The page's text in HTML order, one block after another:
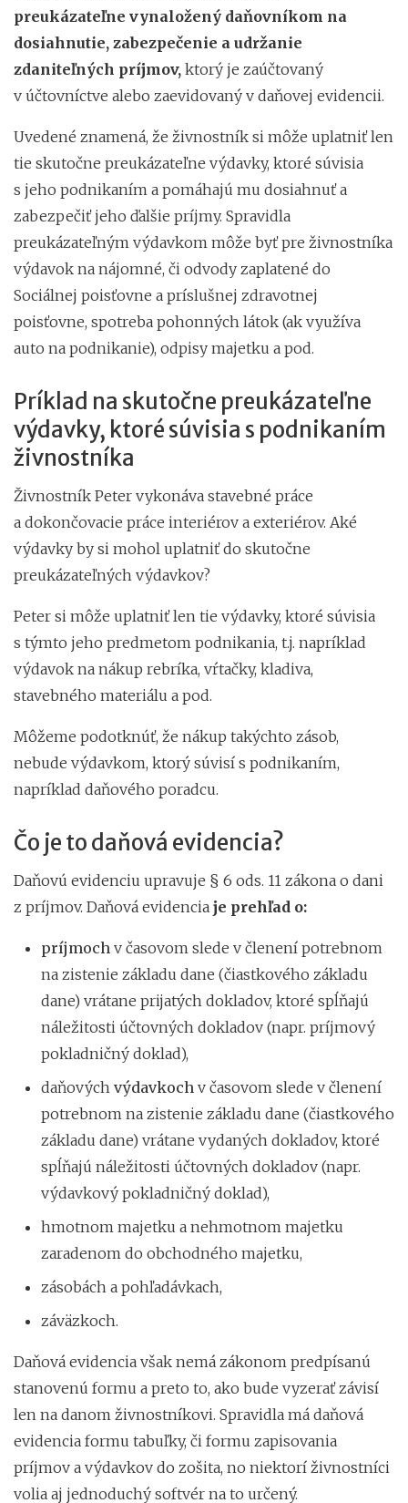
preukázateľne vynaložený daňovníkom na
dosiahnutie, zabezpečenie a udržanie
zdaniteľných príjmov, ktorý je zaúčtovaný
v účtovníctve alebo zaevidovaný v daňovej evidencii.
Uvedené znamená, že živnostník si môže uplatniť len
tie skutočne preukázateľne výdavky, ktoré súvisia
s jeho podnikaním a pomáhajú mu dosiahnuť a
zabezpečiť jeho ďalšie príjmy. Spravidla
preukázateľným výdavkom môže byť pre živnostníka
výdavok na nájomné, či odvody zaplatené do
Sociálnej poisťovne a príslušnej zdravotnej
poisťovne, spotreba pohonných látok (ak využíva
auto na podnikanie), odpisy majetku a pod.
Príklad na skutočne preukázateľne
výdavky, ktoré súvisia s podnikaním
živnostníka
Živnostník Peter vykonáva stavebné práce
a dokončovacie práce interiérov a exteriérov. Aké
výdavky by si mohol uplatniť do skutočne
preukázateľných výdavkov?
Peter si môže uplatniť len tie výdavky, ktoré súvisia
s týmto jeho predmetom podnikania, t.j. napríklad
výdavok na nákup rebríka, vŕtačky, kladiva,
stavebného materiálu a pod.
Môžeme podotknúť, že nákup takýchto zásob,
nebude výdavkom, ktorý súvisí s podnikaním,
napríklad daňového poradcu.
Čo je to daňová evidencia?
Daňovú evidenciu upravuje § 6 ods. 11 zákona o dani
z príjmov. Daňová evidencia je prehľad o:
príjmoch v časovom slede v členení potrebnom
na zistenie základu dane (čiastkového základu
dane) vrátane prijatých dokladov, ktoré spĺňajú
náležitosti účtovných dokladov (napr. príjmový
pokladničný doklad),
daňových výdavkoch v časovom slede v členení
potrebnom na zistenie základu dane (čiastkového
základu dane) vrátane vydaných dokladov, ktoré
spĺňajú náležitosti účtovných dokladov (napr.
výdavkový pokladničný doklad),
hmotnom majetku a nehmotnom majetku
zaradenom do obchodného majetku,
zásobách a pohľadávkach,
záväzkoch.
Daňová evidencia však nemá zákonom predpísanú
stanovenú formu a preto to, ako bude vyzerať závisí
len na danom živnostníkovi. Spravidla má daňová
evidencia formu tabuľky, či formu zapisovania
príjmov a výdavkov do zošita, no niektorí živnostníci
volia aj jednoduchý softvér na to určený.